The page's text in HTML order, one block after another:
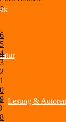
Lesung &